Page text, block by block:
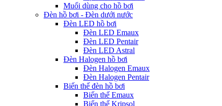
Muối dùng cho hồ bơi
Đèn hồ bơi - Đèn dưới nước
Đèn LED hồ bơi
Đèn LED Emaux
Đèn LED Pentair
Đèn LED Astral
Đèn Halogen hồ bơi
Đèn Halogen Emaux
Đèn Halogen Pentair
Biến thế đèn hồ bơi
Biến thế Emaux
Biến thế Kripsol